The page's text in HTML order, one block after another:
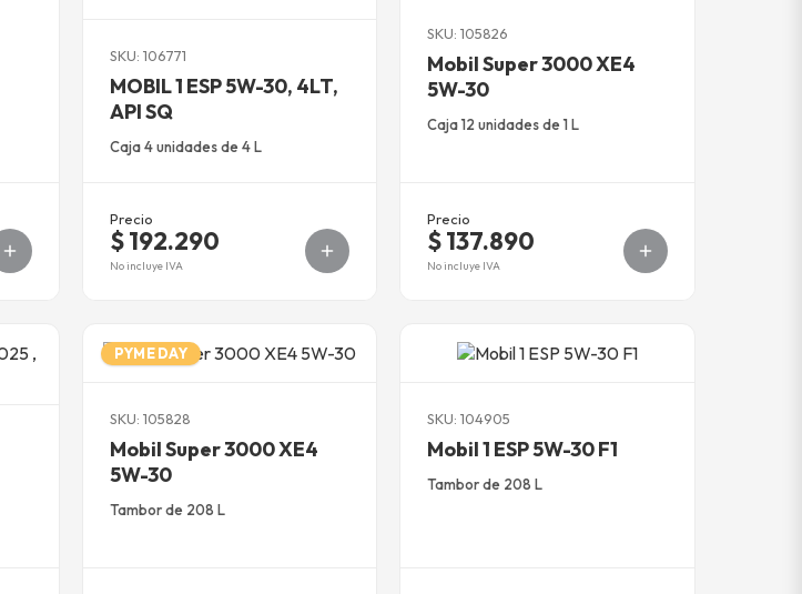
SKU: 106771
MOBIL 1 ESP 5W-30, 4LT,
API SQ
Caja 4 unidades de 4 L
Precio
$ 192.290
No incluye IVA
SKU: 105826
Mobil Super 3000 XE4
5W-30
Caja 12 unidades de 1 L
Precio
$ 137.890
No incluye IVA
PYME DAY
SKU: 105828
Mobil Super 3000 XE4
5W-30
Tambor de 208 L
SKU: 104905
Mobil 1 ESP 5W-30 F1
Tambor de 208 L